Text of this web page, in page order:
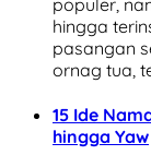
hingga
pasangan
ornag tua,
15 Ide
hingga Yaw